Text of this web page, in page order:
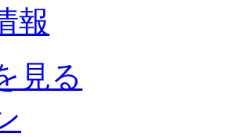
報
見る